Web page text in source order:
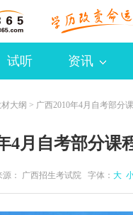
试听 资讯
大纲 > 广西2010年4月自考部分
4月自考部分课
： 广西招生考试院 字体： 大